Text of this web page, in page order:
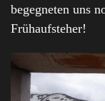
begegneten uns
Frühaufsteher!